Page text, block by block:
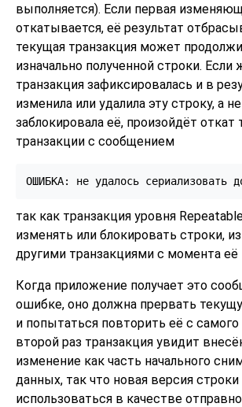
выполняется). Если первая
откатывается, её результат
текущая транзакция может
изначально полученной строки. Если
транзакция зафиксировалась и в
изменила или удалила эту строку, а
заблокировала её, произойдёт откат
транзакции с сообщением
так как транзакция уровня
изменять или блокировать строки,
другими транзакциями с момента её
Когда приложение получает это
ошибке, оно должна прервать
и попытаться повторить её с самого
второй раз транзакция увидит
изменение как часть начального
данных, так что новая версия
использоваться в качестве